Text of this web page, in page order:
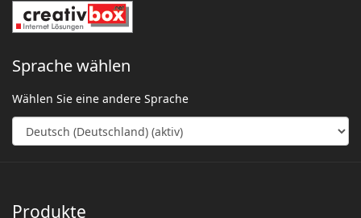
Sprache wählen
Wählen Sie eine andere Sprache
Produkte